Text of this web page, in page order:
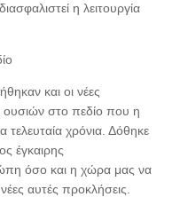
η λειτουργία
και οι νέες
στο πεδίο που η
τελευταία χρόνια. Δόθηκε
έγκαιρης
όσο και η χώρα μας να
αυτές προκλήσεις.